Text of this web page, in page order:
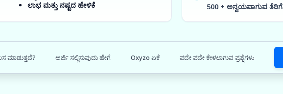
ಲಾಭ ಮತ್ತು ನಷ್ಟದ ಹೇಳಿಕೆ
500 + ಅನ್ವಯವಾಗುವ ತೆರಿಗೆ
ಮಾಡುತ್ತದೆ? ಅರ್ಜಿ ಸಲ್ಲಿಸುವುದು ಹೇಗೆ Oxyzo ಏಕೆ ಪದೇ ಪದೇ ಕೇಳಲಾಗುವ ಪ್ರಶ್ನೆಗಳು